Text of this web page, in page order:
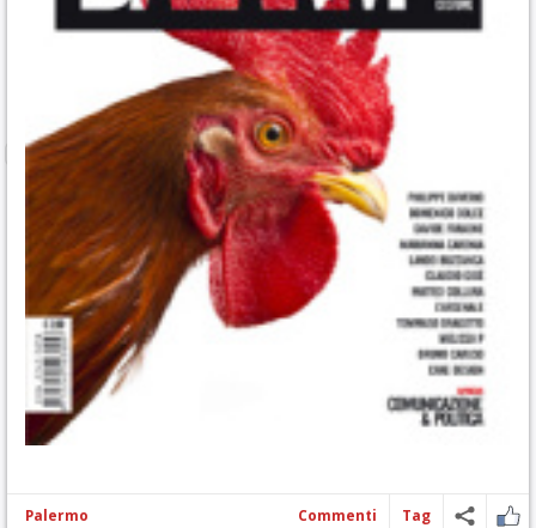
Palermo Commenti Tag